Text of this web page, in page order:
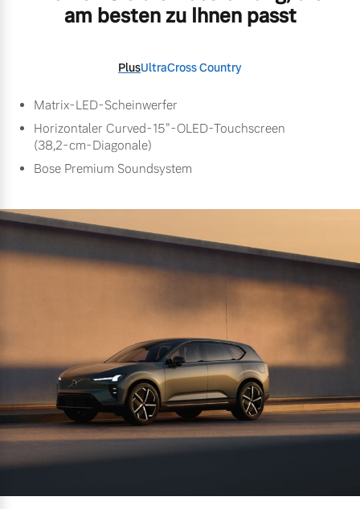
am besten zu Ihnen passt
PlusUltraCross Country
Matrix-LED-Scheinwerfer
Horizontaler Curved-15"-OLED-Touchscreen
(38,2-cm-Diagonale)
Bose Premium Soundsystem